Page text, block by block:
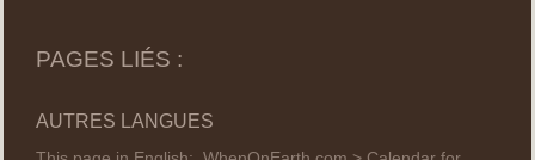
PAGES LIÉS :
AUTRES LANGUES